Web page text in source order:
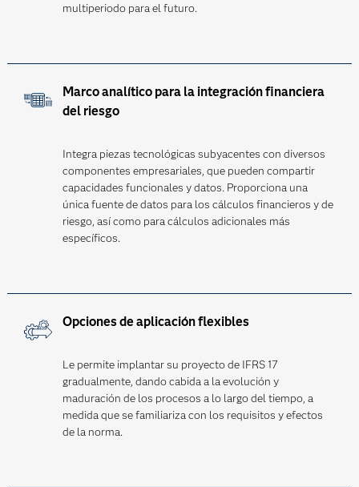
multiperiodo para el futuro.
Marco analítico para la integración financiera
del riesgo
Integra piezas tecnológicas subyacentes con diversos
componentes empresariales, que pueden compartir
capacidades funcionales y datos. Proporciona una
única fuente de datos para los cálculos financieros y de
riesgo, así como para cálculos adicionales más
específicos.
Opciones de aplicación flexibles
Le permite implantar su proyecto de IFRS 17
gradualmente, dando cabida a la evolución y
maduración de los procesos a lo largo del tiempo, a
medida que se familiariza con los requisitos y efectos
de la norma.